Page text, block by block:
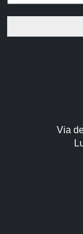
Via